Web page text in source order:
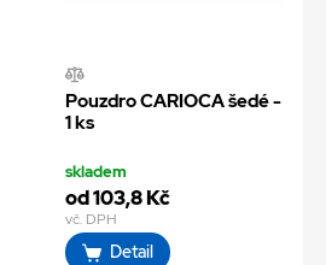
Pouzdro CARIOCA šedé -
1 ks
skladem
od 103,8 Kč
vč. DPH
Detail